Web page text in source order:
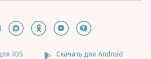
iOS Скачать для Android